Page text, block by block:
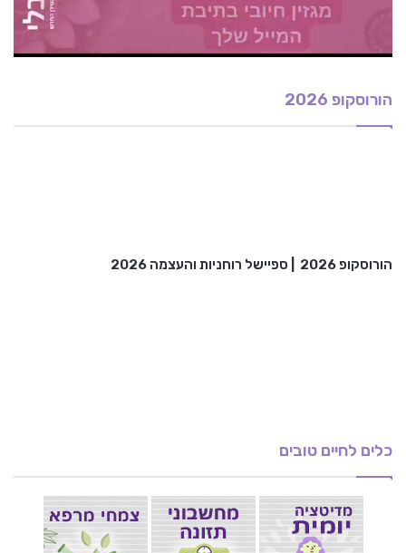
הורוסקופ 2026
הורוסקופ 2026 ספיישל רוחניות והעצמה 2026
כלים לחיים טובים